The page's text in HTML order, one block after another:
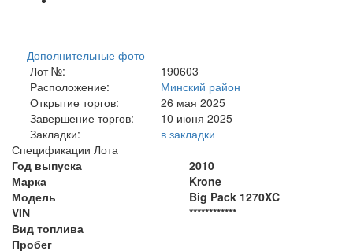
Дополнительные фото
Лот №:
190603
Расположение:
Минский район
Открытие торгов:
26 мая 2025
Завершение торгов:
10 июня 2025
Закладки:
в закладки
Спецификации Лота
Год выпуска
2010
Марка
Krone
Модель
Big Pack 1270XC
VIN
************
Вид топлива
Пробег